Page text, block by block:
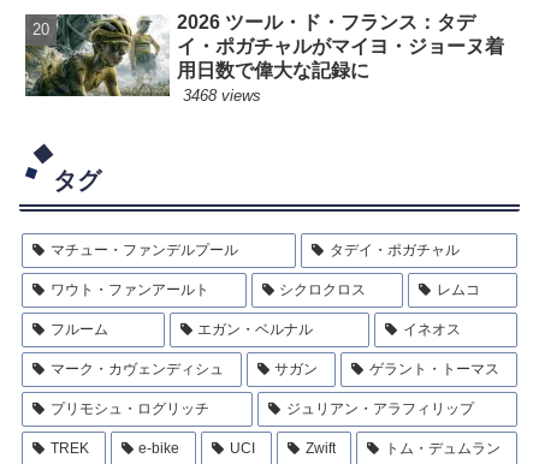
2026 ツール・ド・フランス：タデ
イ・ポガチャルがマイヨ・ジョーヌ着
用日数で偉大な記録に
3468 views
タグ
マチュー・ファンデルプール タデイ・ポガチャル
ワウト・ファンアールト シクロクロス レムコ
フルーム エガン・ベルナル イネオス
マーク・カヴェンディシュ サガン ゲラント・トーマス
プリモシュ・ログリッチ ジュリアン・アラフィリップ
TREK e-bike UCI Zwift トム・デュムラン